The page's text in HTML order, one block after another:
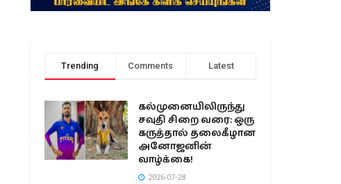
Trending Comments Latest
கல்முனையிலிருந்து
சவுதி சிறை வரை: ஒரு
கருத்தால் தலைகீழான
அனோஜனின்
வாழ்க்கை!
2026-07-28